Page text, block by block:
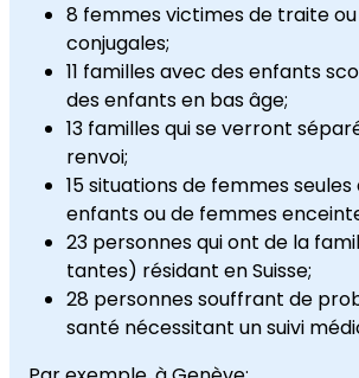
8 femmes victimes de traite
conjugales;
11 familles avec des enfants
des enfants en bas âge;
13 familles qui se verront
renvoi;
15 situations de femmes
enfants ou de femmes
23 personnes qui ont de la
tantes) résidant en Suisse;
28 personnes souffrant de
santé nécessitant un suivi